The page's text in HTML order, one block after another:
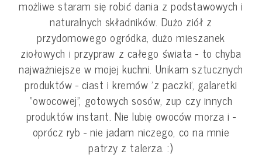
możliwe staram się robić dania z podstawowych i
naturalnych składników. Dużo ziół z
przydomowego ogródka, dużo mieszanek
ziołowych i przypraw z całego świata - to chyba
najważniejsze w mojej kuchni. Unikam sztucznych
produktów - ciast i kremów 'z paczki', galaretki
"owocowej", gotowych sosów, zup czy innych
produktów instant. Nie lubię owoców morza i -
oprócz ryb - nie jadam niczego, co na mnie
patrzy z talerza. :)